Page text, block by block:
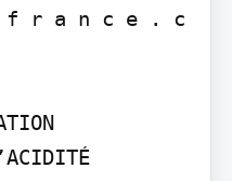
f r a n c e . c